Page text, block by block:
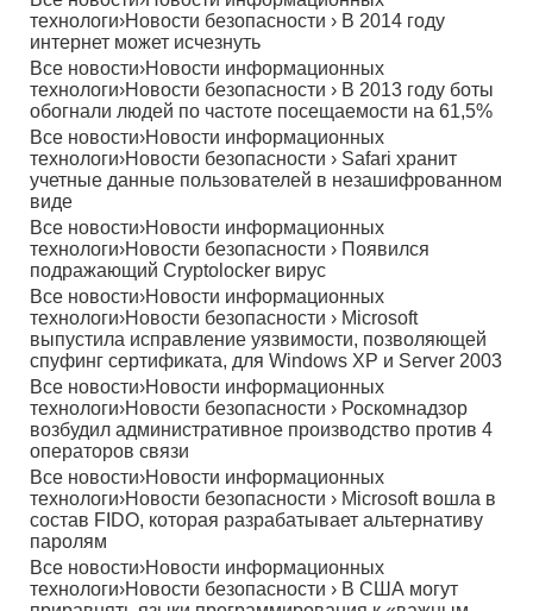
технологи›Новости безопасности › В 2014 году
интернет может исчезнуть
Все новости›Новости информационных
технологи›Новости безопасности › В 2013 году боты
обогнали людей по частоте посещаемости на 61,5%
Все новости›Новости информационных
технологи›Новости безопасности › Safari хранит
учетные данные пользователей в незашифрованном
виде
Все новости›Новости информационных
технологи›Новости безопасности › Появился
подражающий Cryptolocker вирус
Все новости›Новости информационных
технологи›Новости безопасности › Microsoft
выпустила исправление уязвимости, позволяющей
спуфинг сертификата, для Windows XP и Server 2003
Все новости›Новости информационных
технологи›Новости безопасности › Роскомнадзор
возбудил административное производство против 4
операторов связи
Все новости›Новости информационных
технологи›Новости безопасности › Microsoft вошла в
состав FIDO, которая разрабатывает альтернативу
паролям
Все новости›Новости информационных
технологи›Новости безопасности › В США могут